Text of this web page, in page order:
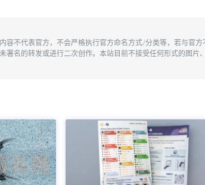
容不代表官方，不会严格执行官方命名方式/分类等，若与官
署名的转发或进行二次创作。本站目前不接受任何形式的图